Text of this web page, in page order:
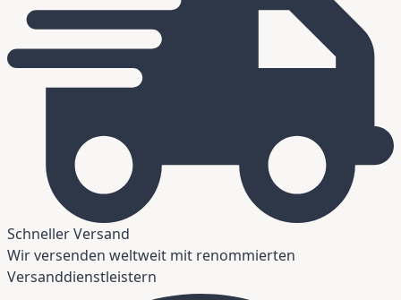
Schneller Versand
Wir versenden weltweit mit renommierten
Versanddienstleistern